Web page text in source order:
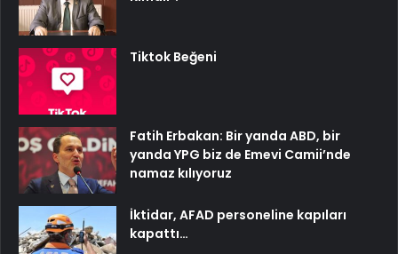
Tiktok Beğeni
Fatih Erbakan: Bir yanda ABD, bir
yanda YPG biz de Emevi Camii’nde
namaz kılıyoruz
İktidar, AFAD personeline kapıları
kapattı…